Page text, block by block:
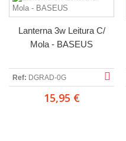
Lanterna 3w Leitura C/
Mola - BASEUS
Ref: DGRAD-0G
15,95 €